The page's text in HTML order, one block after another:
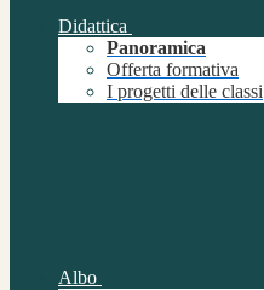
Didattica
Panoramica
Offerta formativa
I progetti delle classi
Albo